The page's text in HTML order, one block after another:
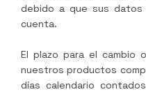
debido a que sus datos
cuenta.
El plazo para el cambio
nuestros productos
días calendario